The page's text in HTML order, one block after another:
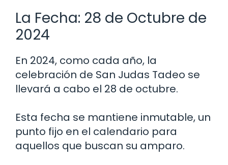
La Fecha: 28 de Octubre de
2024
En 2024, como cada año, la
celebración de San Judas Tadeo se
llevará a cabo el 28 de octubre.
Esta fecha se mantiene inmutable, un
punto fijo en el calendario para
aquellos que buscan su amparo.